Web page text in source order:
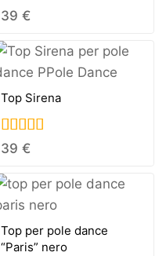
0
of
5
39 €
Top Sirena
4.00
39 €
Top per pole dance
“Paris” nero